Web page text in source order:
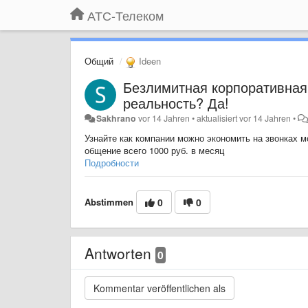
АТС-Телеком
Общий Ideen
Безлимитная
реальность? Да!
Sakhrano vor 14 Jahren •aktualisiertvor 14 Jahren •
Узнайте как компании можно экономить на
общение всего 1000 руб. в месяц
Подробности
Abstimmen 0 0
Antworten 0